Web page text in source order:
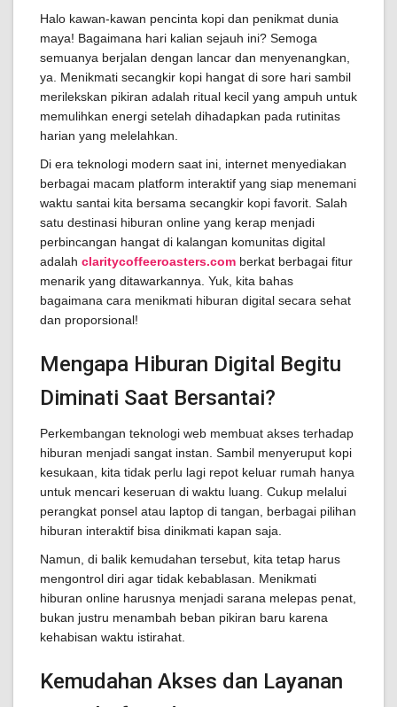
Halo kawan-kawan pencinta kopi dan penikmat dunia
maya! Bagaimana hari kalian sejauh ini? Semoga
semuanya berjalan dengan lancar dan menyenangkan,
ya. Menikmati secangkir kopi hangat di sore hari sambil
merilekskan pikiran adalah ritual kecil yang ampuh untuk
memulihkan energi setelah dihadapkan pada rutinitas
harian yang melelahkan.
Di era teknologi modern saat ini, internet menyediakan
berbagai macam platform interaktif yang siap menemani
waktu santai kita bersama secangkir kopi favorit. Salah
satu destinasi hiburan online yang kerap menjadi
perbincangan hangat di kalangan komunitas digital
adalah claritycoffeeroasters.com berkat berbagai fitur
menarik yang ditawarkannya. Yuk, kita bahas
bagaimana cara menikmati hiburan digital secara sehat
dan proporsional!
Mengapa Hiburan Digital Begitu
Diminati Saat Bersantai?
Perkembangan teknologi web membuat akses terhadap
hiburan menjadi sangat instan. Sambil menyeruput kopi
kesukaan, kita tidak perlu lagi repot keluar rumah hanya
untuk mencari keseruan di waktu luang. Cukup melalui
perangkat ponsel atau laptop di tangan, berbagai pilihan
hiburan interaktif bisa dinikmati kapan saja.
Namun, di balik kemudahan tersebut, kita tetap harus
mengontrol diri agar tidak kebablasan. Menikmati
hiburan online harusnya menjadi sarana melepas penat,
bukan justru menambah beban pikiran baru karena
kehabisan waktu istirahat.
Kemudahan Akses dan Layanan